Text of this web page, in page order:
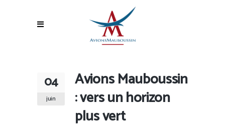
04
juin
Avions Mauboussin
: vers un horizon
plus vert